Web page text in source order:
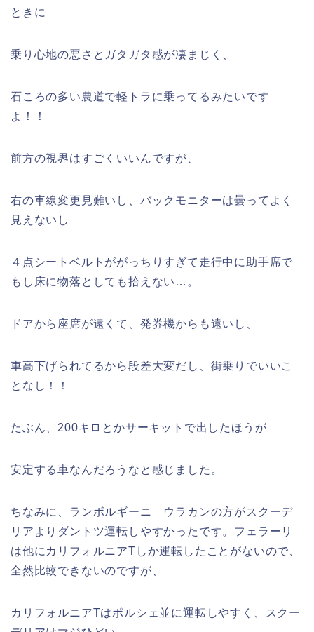
ときに
乗り心地の悪さとガタガタ感が凄まじく、
石ころの多い農道で軽トラに乗ってるみたいです
よ！！
前方の視界はすごくいいんですが、
右の車線変更見難いし、バックモニターは曇ってよく
見えないし
４点シートベルトががっちりすぎて走行中に助手席で
もし床に物落としても拾えない…。
ドアから座席が遠くて、発券機からも遠いし、
車高下げられてるから段差大変だし、街乗りでいいこ
となし！！
たぶん、200キロとかサーキットで出したほうが
安定する車なんだろうなと感じました。
ちなみに、ランボルギーニ ウラカンの方がスクーデ
リアよりダントツ運転しやすかったです。フェラーリ
は他にカリフォルニアTしか運転したことがないので、
全然比較できないのですが、
カリフォルニアTはポルシェ並に運転しやすく、スクー